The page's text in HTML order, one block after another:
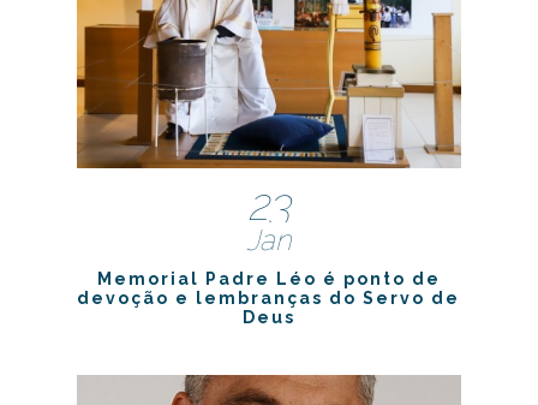
23
Jan
Memorial Padre Léo é ponto de
devoção e lembranças do Servo de
Deus